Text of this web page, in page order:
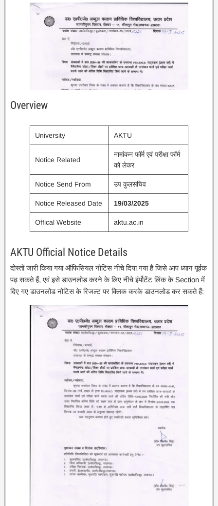
Overview
University AKTU
Notice Related
नामांकन फॉर्म एवं परीक्षा फॉर्म
को लेकर
Notice Send From उप कुलसचिव
Notice Released Date 19/03/2025
Offical Website aktu.ac.in
AKTU Official Notice Details
दोस्तों जारी किया गया ऑफिसियल नोटिस नीचे दिया गया है जिसे आप ध्यान पूर्वक
पढ़ सकते हैं, एवं इसे डाउनलोड करने के लिए नीचे इंर्पोटेंट लिंक के Section में
दिए गए डाउनलोड नोटिस के रिजल्ट पर क्लिक करके डाउनलोड कर सकते हैं: